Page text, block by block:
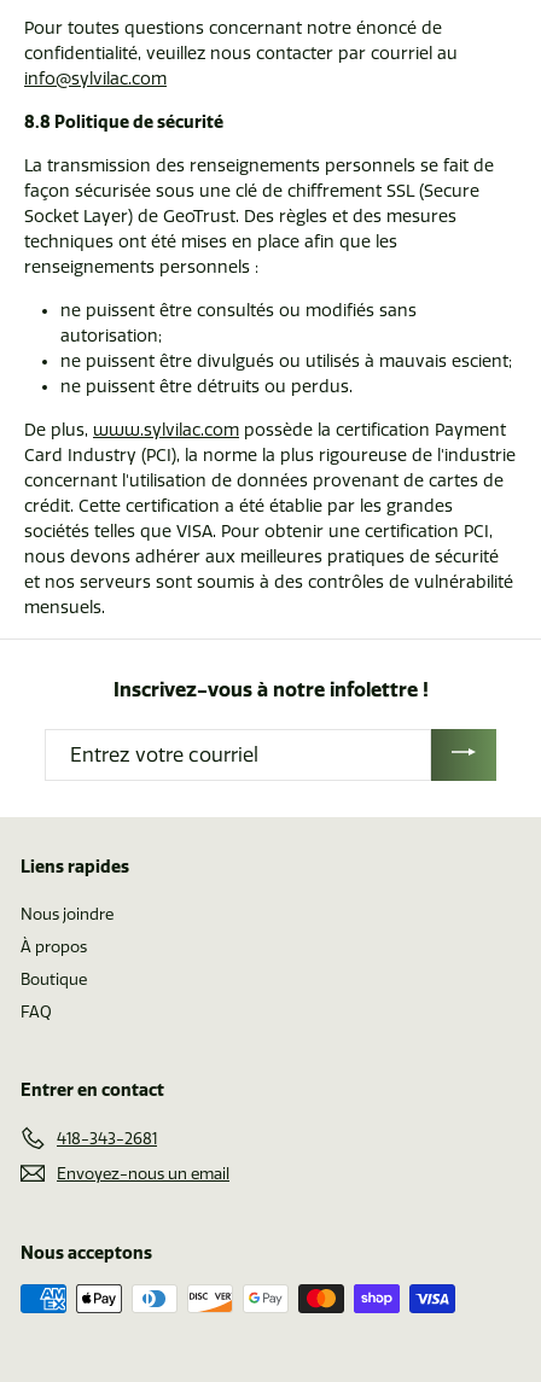
Pour toutes questions concernant notre énoncé de
confidentialité, veuillez nous contacter par courriel au
info@sylvilac.com
8.8 Politique de sécurité
La transmission des renseignements personnels se fait de
façon sécurisée sous une clé de chiffrement SSL (Secure
Socket Layer) de GeoTrust. Des règles et des mesures
techniques ont été mises en place afin que les
renseignements personnels :
ne puissent être consultés ou modifiés sans
autorisation;
ne puissent être divulgués ou utilisés à mauvais escient;
ne puissent être détruits ou perdus.
De plus, www.sylvilac.com possède la certification Payment
Card Industry (PCI), la norme la plus rigoureuse de l'industrie
concernant l'utilisation de données provenant de cartes de
crédit. Cette certification a été établie par les grandes
sociétés telles que VISA. Pour obtenir une certification PCI,
nous devons adhérer aux meilleures pratiques de sécurité
et nos serveurs sont soumis à des contrôles de vulnérabilité
mensuels.
Inscrivez-vous à notre infolettre !
Entrez
votre
Liens rapides
Nous joindre
À propos
Boutique
FAQ
Entrer en contact
418-343-2681
Envoyez-nous un email
Nous acceptons